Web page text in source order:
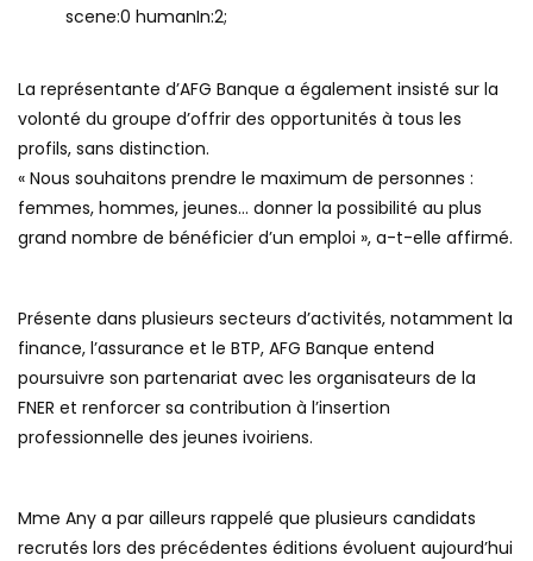
scene:0 humanIn:2;
La représentante d’AFG Banque a également insisté sur la
volonté du groupe d’offrir des opportunités à tous les
profils, sans distinction.
« Nous souhaitons prendre le maximum de personnes :
femmes, hommes, jeunes… donner la possibilité au plus
grand nombre de bénéficier d’un emploi », a-t-elle affirmé.
Présente dans plusieurs secteurs d’activités, notamment la
finance, l’assurance et le BTP, AFG Banque entend
poursuivre son partenariat avec les organisateurs de la
FNER et renforcer sa contribution à l’insertion
professionnelle des jeunes ivoiriens.
Mme Any a par ailleurs rappelé que plusieurs candidats
recrutés lors des précédentes éditions évoluent aujourd’hui